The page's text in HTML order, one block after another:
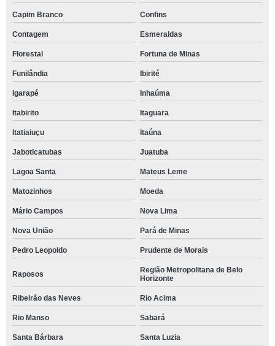
Capim Branco Confins
Contagem Esmeraldas
Florestal Fortuna de Minas
Funilândia Ibirité
Igarapé Inhaúma
Itabirito Itaguara
Itatiaiuçu Itaúna
Jaboticatubas Juatuba
Lagoa Santa Mateus Leme
Matozinhos Moeda
Mário Campos Nova Lima
Nova União Pará de Minas
Pedro Leopoldo Prudente de Morais
Raposos
Região Metropolitana de Belo
Horizonte
Ribeirão das Neves Rio Acima
Rio Manso Sabará
Santa Bárbara Santa Luzia